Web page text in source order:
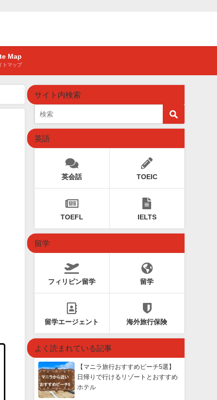
Map
トマップ
サイト内検索
英語
英会話 TOEIC
TOEFL IELTS
留学
フィリピン留学 留学
留学エージェント 海外旅行保険
よく読まれている記事
【マニラ旅行おすすめビーチ5選】
日帰りで行けるリゾートとおすすめ
ホテル